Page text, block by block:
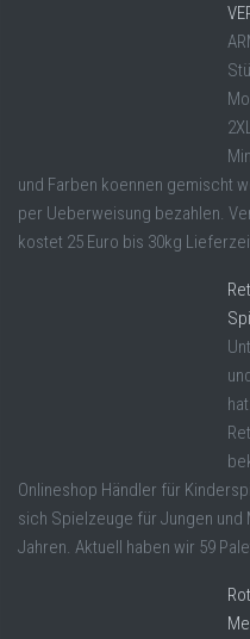
und Farben koennen gemischt
per Ueberweisung bezahlen.
kostet 25 Euro bis 30kg
Onlineshop Händler für
sich Spielzeuge für Jungen und
Jahren. Aktuell haben wir 59